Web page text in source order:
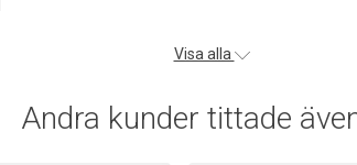
Visa alla
Andra kunder tittade